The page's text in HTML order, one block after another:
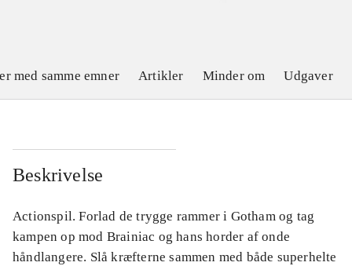
med samme emner Artikler Minder om Udgaver
Beskrivelse
Actionspil. Forlad de trygge rammer i Gotham og tag
kampen op mod Brainiac og hans horder af onde
håndlangere. Slå kræfterne sammen med både superhelte